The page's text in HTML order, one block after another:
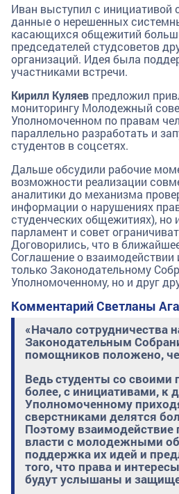
Иван выступил с инициативой
данные о нерешенных
касающихся общежитий
председателей студсоветов
организаций. Идея была
участниками встречи.
Кирилл Куляев предложил
мониторингу Молодежный
Уполномоченном по правам
параллельно разработать и
студентов в соцсетях.
Дальше обсудили рабочие
возможности реализации
аналитики до механизма
информации о нарушениях
студенческих общежитиях),
парламент и совет
Договорились, что в
Соглашение о взаимодействии
только Законодательному
Уполномоченному, но и друг
Комментарий Светланы
«Начало сотрудничества
Законодательным
помощников положено,
Ведь студенты со своими
более, с инициативами, к
Уполномоченному
сверстниками делятся
Поэтому взаимодействие
власти с молодежными
поддержка их идей и
того, что права и
будут услышаны и